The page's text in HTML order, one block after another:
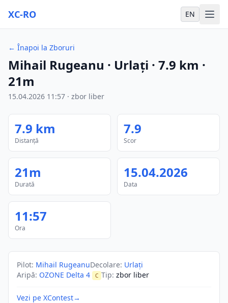
XC-RO EN
← Înapoi la Zboruri
Mihail Rugeanu · Urlați · 7.9 km ·
21m
15.04.2026 11:57 · zbor liber
7.9 km
Distanță
7.9
Scor
21m
Durată
15.04.2026
Data
11:57
Ora
Pilot: Mihail RugeanuDecolare: Urlați
Aripă: OZONE Delta 4 C Tip: zbor liber
Vezi pe XContest→